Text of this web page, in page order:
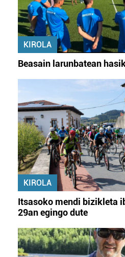
KIROLA
Beasain larunbatean
KIROLA
Itsasoko mendi bizikleta
29an egingo dute